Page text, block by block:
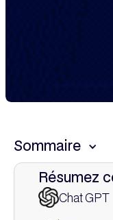
Sommaire
This is some text
Résumez
Chat GPT